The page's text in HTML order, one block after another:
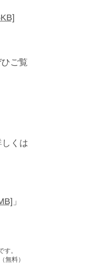
ご覧
くは
」
。
無料）